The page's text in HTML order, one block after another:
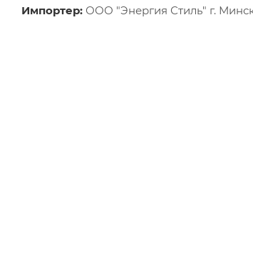
Импортер: ООО "Энергия Стиль" г.